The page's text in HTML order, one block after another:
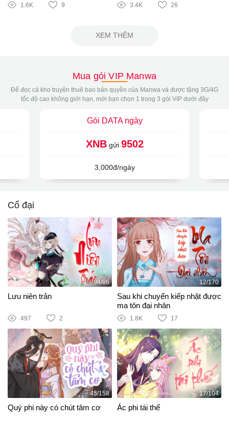
1.6K 9 3.4K 26
XEM THÊM
Mua gói VIP Manwa
Để đọc cả kho truyện thuê bao bản quyền của Manwa và được tặng 3G/4G
tốc độ cao không giới hạn, mời bạn chọn 1 trong 3 gói VIP dưới đây
Gói DATA ngày
XNBgửi 9502
3,000đ/ngày
Cổ đại
94/86
Lưu niên trản
497 2
12/170
Sau khi chuyển kiếp nhặt được
ma tôn đại nhân
1.8K 17
45/158
Quý phi này có chút tâm cơ
17/104
Ác phi tái thế